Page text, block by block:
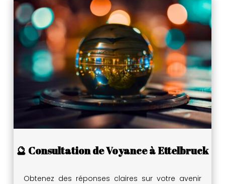
🔮 Consultation de Voyance à Ettelbruck
Obtenez des réponses claires sur votre avenir